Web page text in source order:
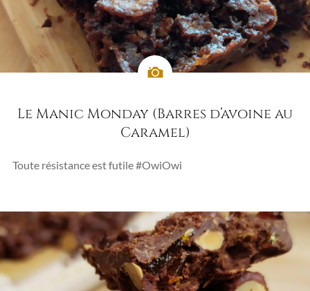
Le Manic Monday (Barres d’avoine au
Caramel)
Toute résistance est futile #OwiOwi